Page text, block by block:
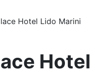
Hotel Lido Marini